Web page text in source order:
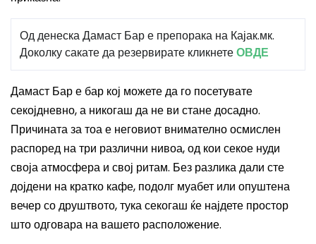
Од денеска Дамаст Бар е препорака на Кајак.мк.
Доколку сакате да резервирате кликнетеОВДЕ
Дамаст Бар е бар кој можете да го посетувате
секојдневно, а никогаш да не ви стане досадно.
Причината за тоа е неговиот внимателно осмислен
распоред на три различни нивоа, од кои секое нуди
своја атмосфера и свој ритам. Без разлика дали сте
дојдени на кратко кафе, подолг муабет или опуштена
вечер со друштвото, тука секогаш ќе најдете простор
што одговара на вашето расположение.